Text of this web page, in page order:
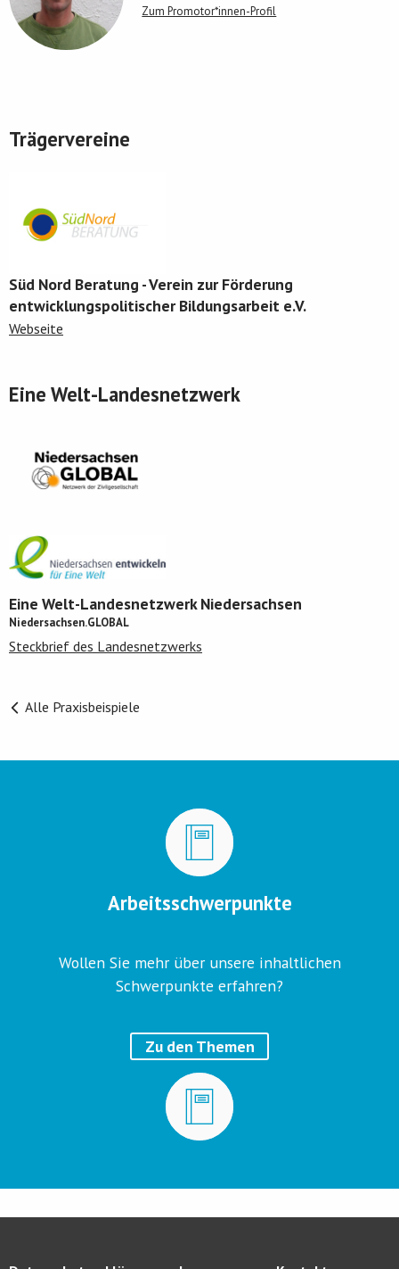
Zum Promotor*innen-Profil
Trägervereine
Süd Nord Beratung - Verein zur Förderung
entwicklungspolitischer Bildungsarbeit e.V.
Webseite
Eine Welt-Landesnetzwerk
Eine Welt-Landesnetzwerk Niedersachsen
Niedersachsen.GLOBAL
Steckbrief des Landesnetzwerks
Alle Praxisbeispiele
Arbeitsschwerpunkte
Wollen Sie mehr über unsere inhaltlichen
Schwerpunkte erfahren?
Zu den Themen